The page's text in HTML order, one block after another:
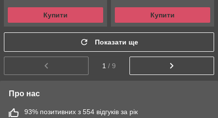
Купити Купити
Показати ще
1 / 9
Про нас
93% позитивних з 554 відгуків за рік